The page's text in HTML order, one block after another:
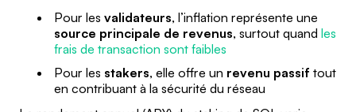
Pour les validateurs, l’inflation représente une
source principale de revenus, surtout quand les
frais de transaction sont faibles
Pour les stakers, elle offre un revenu passif tout
en contribuant à la sécurité du réseau